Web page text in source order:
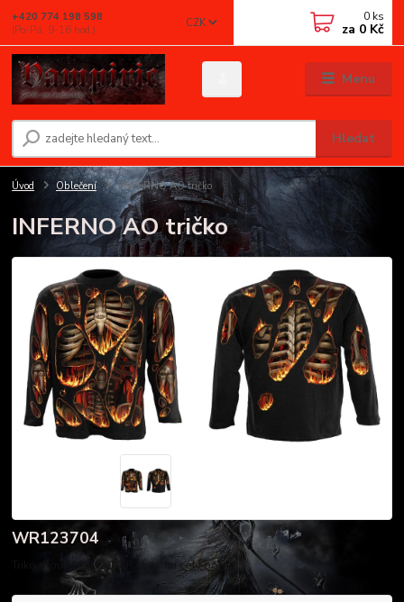
Menu
CZK
Hledat
+420 774 198 598
(Po-Pá, 9-16 hod.)
0 ks
za 0 Kč
Úvod Oblečení INFERNO AO tričko
INFERNO AO tričko
WR123704
Triko dlouhý rukáv, 100% bavlna celý popis